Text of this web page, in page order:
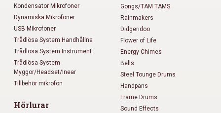
Kondensator Mikrofoner
Dynamiska Mikrofoner
USB Mikrofoner
Trådlösa System Handhållna
Trådlösa System Instrument
Trådlösa System
Myggor/Headset/Inear
Tillbehör mikrofon
Hörlurar
Gongs/TAM TAMS
Rainmakers
Didgeridoo
Flower of Life
Energy Chimes
Bells
Steel Tounge Drums
Handpans
Frame Drums
Sound Effects